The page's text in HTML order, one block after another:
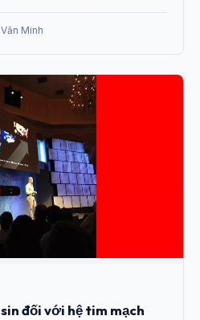
Minh
đối với hệ tim mạch